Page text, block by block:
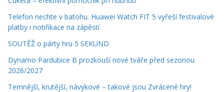
Telefon nechte v batohu. Huawei Watch FIT 5 vyřeší festivalové
platby i notifikace na zápěstí
SOUTĚŽ o párty hru 5 SEKUND
Dynamo Pardubice B prozkouší nové tváře před sezonou
2026/2027
Temnější, krutější, návykové – takové jsou Zvrácené hry!